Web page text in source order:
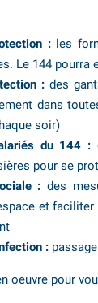
: les
Le 144
: des
dans
soir)
du 144 :
pour se
: des
et
:
oeuvre pour